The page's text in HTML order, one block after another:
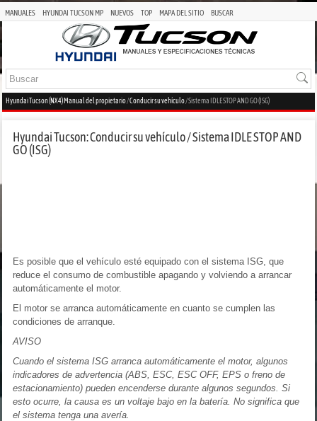
MANUALES HYUNDAI TUCSON MP NUEVOS TOP MAPA DEL SITIO BUSCAR
Hyundai Tucson (NX4) Manual del propietario/Conducir su vehículo/ Sistema IDLE STOP AND GO (ISG)
Hyundai Tucson: Conducir su vehículo / Sistema IDLE STOP AND
GO (ISG)
Es posible que el vehículo esté equipado con el sistema ISG, que
reduce el consumo de combustible apagando y volviendo a arrancar
automáticamente el motor.
El motor se arranca automáticamente en cuanto se cumplen las
condiciones de arranque.
AVISO
Cuando el sistema ISG arranca automáticamente el motor, algunos
indicadores de advertencia (ABS, ESC, ESC OFF, EPS o freno de
estacionamiento) pueden encenderse durante algunos segundos. Si
esto ocurre, la causa es un voltaje bajo en la batería. No significa que
el sistema tenga una avería.